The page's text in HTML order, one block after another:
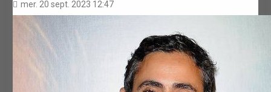
mer. 20 sept. 2023 12:47